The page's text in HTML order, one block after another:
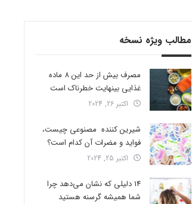
مطالب ویژه نسخه
مصرف بیش از حد این 8 ماده
غذایی بینهایت خطرناک است
اکتبر 26, 2024
شیرین کننده مصنوعی چیست،
فواید و مضرات آن کدام است؟
اکتبر 25, 2024
14 دلیلی که نشان می‌دهد چرا
شما همیشه گرسنه هستید